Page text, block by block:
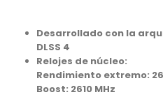
Desarrollado con la
DLSS 4
Relojes de núcleo:
Rendimiento extremo:
Boost: 2610 MHz